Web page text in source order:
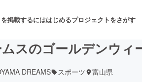
掲載するにははじめるプロジェクトをさがす
スのゴールデンウィ
DREAMS スポーツ 富山県